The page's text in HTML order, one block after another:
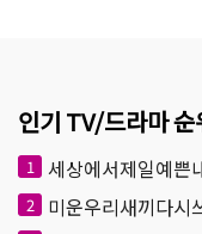
인기 TV/드라마 순
1 세상에서제일예쁜
2 미운우리새끼다시